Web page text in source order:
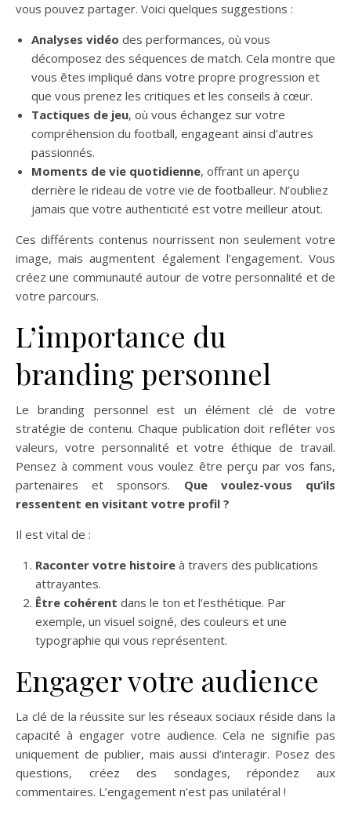
vous pouvez partager. Voici quelques suggestions :
Analyses vidéo des performances, où vous
décomposez des séquences de match. Cela montre que
vous êtes impliqué dans votre propre progression et
que vous prenez les critiques et les conseils à cœur.
Tactiques de jeu, où vous échangez sur votre
compréhension du football, engageant ainsi d’autres
passionnés.
Moments de vie quotidienne, offrant un aperçu
derrière le rideau de votre vie de footballeur. N’oubliez
jamais que votre authenticité est votre meilleur atout.
Ces différents contenus nourrissent non seulement votre
image, mais augmentent également l’engagement. Vous
créez une communauté autour de votre personnalité et de
votre parcours.
L’importance du
branding personnel
Le branding personnel est un élément clé de votre
stratégie de contenu. Chaque publication doit refléter vos
valeurs, votre personnalité et votre éthique de travail.
Pensez à comment vous voulez être perçu par vos fans,
partenaires et sponsors. Que voulez-vous qu’ils
ressentent en visitant votre profil ?
Il est vital de :
Raconter votre histoire à travers des publications
attrayantes.
Être cohérent dans le ton et l’esthétique. Par
exemple, un visuel soigné, des couleurs et une
typographie qui vous représentent.
Engager votre audience
La clé de la réussite sur les réseaux sociaux réside dans la
capacité à engager votre audience. Cela ne signifie pas
uniquement de publier, mais aussi d’interagir. Posez des
questions, créez des sondages, répondez aux
commentaires. L’engagement n’est pas unilatéral !